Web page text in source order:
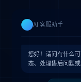
AI 客服助手
您好！请问有什么
态、处理售后问题或